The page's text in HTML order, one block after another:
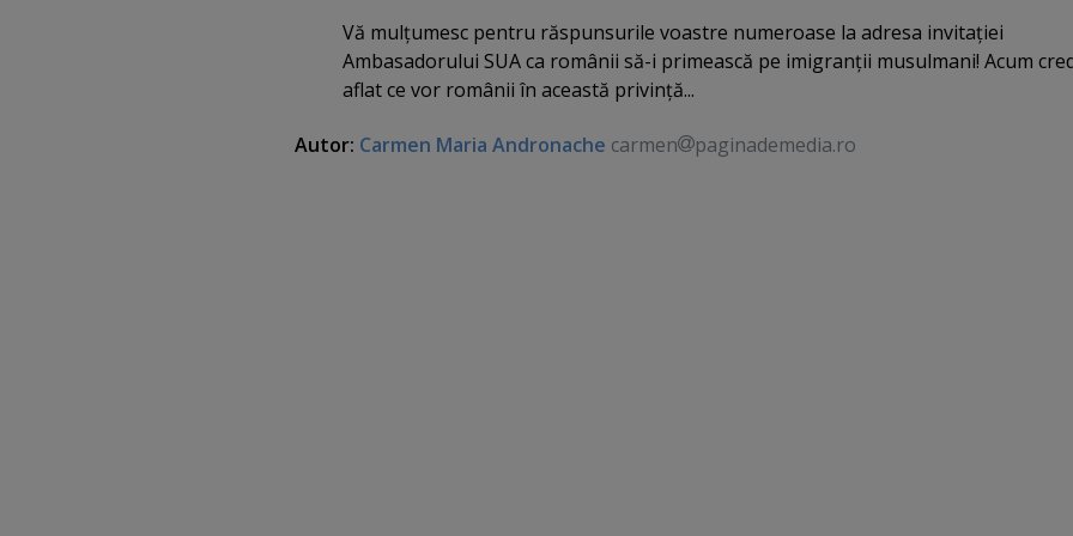
Vă mulţumesc pentru răspunsurile voastre numeroase la adresa invitaţiei
Ambasadorului SUA ca românii să-i primească pe imigranţii musulmani! Acum
aflat ce vor românii în această privinţă...
Autor: Carmen Maria Andronache carmen paginademedia.ro